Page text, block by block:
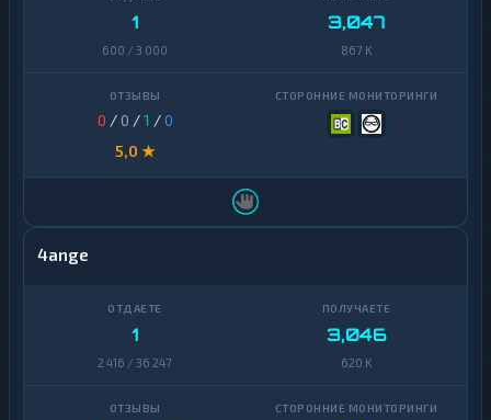
1
600 / 3 000
3,047
867 K
0 / 0 /1 /0
5,0 ★
4ange
1
2 416 / 36 247
3,046
620 K